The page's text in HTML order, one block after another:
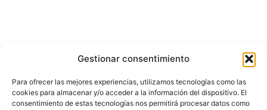
Gestionar consentimiento
Para ofrecer las mejores experiencias, utilizamos tecnologías como las
cookies para almacenar y/o acceder a la información del dispositivo. El
consentimiento de estas tecnologías nos permitirá procesar datos como